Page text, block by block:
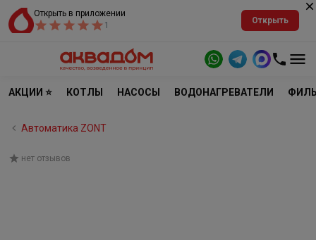
Открыть в приложении
1
Открыть
АКЦИИ ⭐ КОТЛЫ НАСОСЫ ВОДОНАГРЕВАТЕЛИ
Автоматика ZONT
нет отзывов